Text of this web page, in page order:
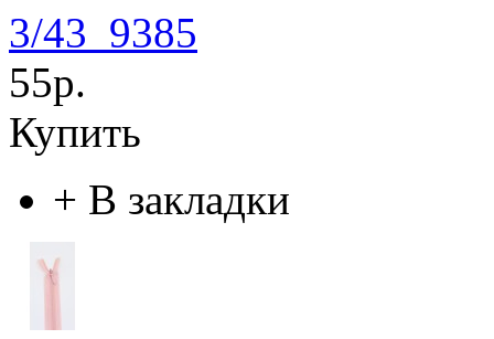
3/43_9385
55р.
Купить
+ В закладки